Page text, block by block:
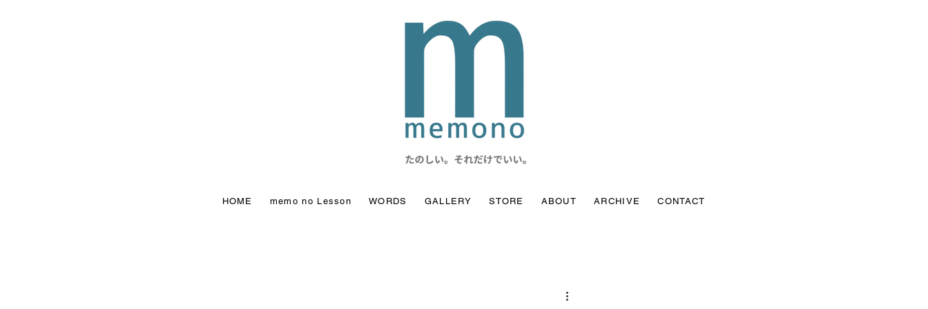
HOME memo no Lesson WORDS GALLERY STORE ABOUT ARCHIVE CONTACT